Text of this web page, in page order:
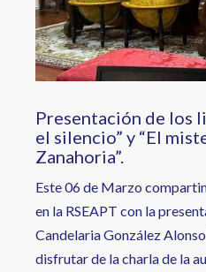
Presentación de los
el silencio” y “El
Zanahoria”.
Este 06 de Marzo
en la RSEAPT con la
Candelaria González Alonso
disfrutar de la charla de la